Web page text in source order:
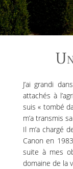
J’ai grandi
attachés à
suis « tombé
m’a transmis
Il m’a chargé
Canon en
suite à mes
domaine de la